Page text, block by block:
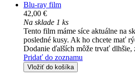
Blu-ray film
42,00 €
Na sklade 1 ks
Tento film máme síce aktuálne na
posledné kusy. Ak ho chcete mať
Dodanie ďalších môže trvať dlhšie,
Pridať do zoznamu
Vložiť do košíka